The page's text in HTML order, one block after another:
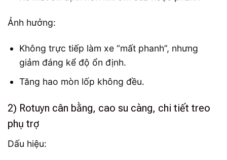
Ảnh hưởng:
Không trực tiếp làm xe “mất phanh”, nhưng
giảm đáng kể độ ổn định.
Tăng hao mòn lốp không đều.
2) Rotuyn cân bằng, cao su càng, chi tiết treo
phụ trợ
Dấu hiệu: